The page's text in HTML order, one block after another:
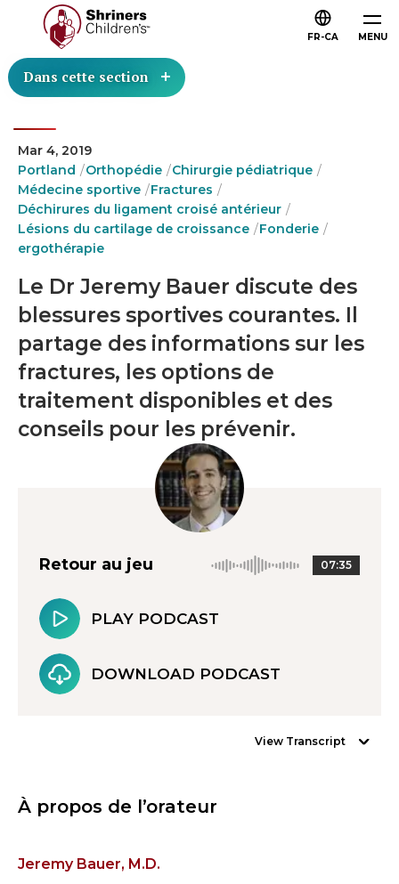
MENU
FR-CA
Dans cette section
Mar 4, 2019
Portland
Orthopédie
Chirurgie pédiatrique
Médecine sportive
Fractures
Déchirures du ligament croisé antérieur
Lésions du cartilage de croissance
Fonderie
ergothérapie
Le Dr Jeremy Bauer discute des
blessures sportives courantes. Il
partage des informations sur les
fractures, les options de
traitement disponibles et des
conseils pour les prévenir.
Retour au jeu 07:35
PLAY PODCAST
DOWNLOAD PODCAST
View Transcript
À propos de l’orateur
Jeremy Bauer, M.D.